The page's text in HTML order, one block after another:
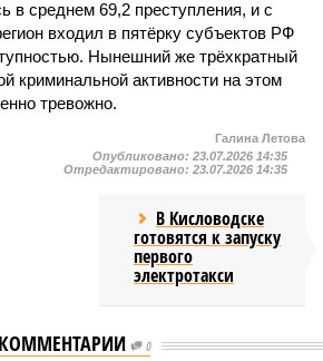
в среднем 69,2 преступления, и с
входил в пятёрку субъектов РФ
Нынешний же трёхкратный
криминальной активности на этом
тревожно.
Галина Летова
Опубликовано: 23.07.2026 14:35
Отредактировано: 23.07.2026 14:35
В Кисловодске
готовятся к запуску
первого
электротакси
КОММЕНТАРИИ 0